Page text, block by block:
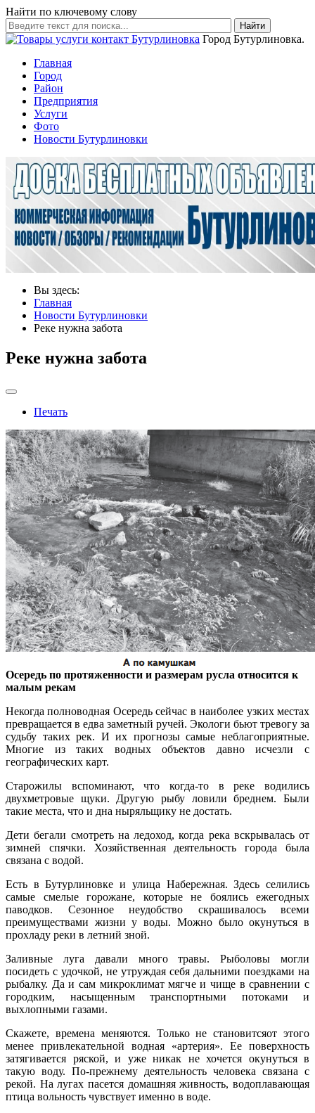
Найти по ключевому слову
Найти
Город Бутурлиновка.
Главная
Город
Район
Предприятия
Услуги
Фото
Новости Бутурлиновки
Вы здесь:
Главная
Новости Бутурлиновки
Реке нужна забота
Реке нужна забота
Печать
Осередь по протяженности и размерам русла относится к
малым рекам
Некогда полноводная Осередь сейчас в наиболее узких местах
превращается в едва заметный ручей. Экологи бьют тревогу за
судьбу таких рек. И их прогнозы самые неблагоприятные.
Многие из таких водных объектов давно исчезли с
географических карт.
Старожилы вспоминают, что когда-то в реке водились
двухметровые щуки. Другую рыбу ловили бреднем. Были
такие места, что и дна ныряльщику не достать.
Дети бегали смотреть на ледоход, когда река вскрывалась от
зимней спячки. Хозяйственная деятельность города была
связана с водой.
Есть в Бутурлиновке и улица Набережная. Здесь селились
самые смелые горожане, которые не боялись ежегодных
паводков. Сезонное неудобство скрашивалось всеми
преимуществами жизни у воды. Можно было окунуться в
прохладу реки в летний зной.
Заливные луга давали много травы. Рыболовы могли
посидеть с удочкой, не утруждая себя дальними поездками на
рыбалку. Да и сам микроклимат мягче и чище в сравнении с
городким, насыщенным транспортными потоками и
выхлопными газами.
Скажете, времена меняются. Только не становитсяот этого
менее привлекательной водная «артерия». Ее поверхность
затягивается ряской, и уже никак не хочется окунуться в
такую воду. По-прежнему деятельность человека связана с
рекой. На лугах пасется домашняя живность, водоплавающая
птица вольность чувствует именно в воде.